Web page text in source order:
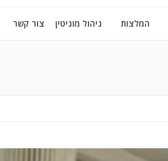
המלצות ניהול מוניטין צור קשר